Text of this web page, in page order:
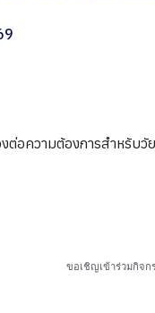
อความต้องการสำหรับวั
ขอเชิญเข้าร่วมกิจก